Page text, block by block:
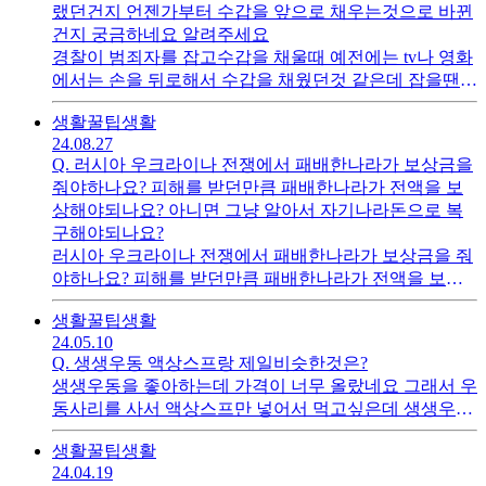
랬던건지 언젠가부터 수갑을 앞으로 채우는것으로 바뀐
건지 궁금하네요 알려주세요
경찰이 범죄자를 잡고수갑을 채울때 예전에는 tv나 영화
에서는 손을 뒤로해서 수갑을 채웠던것 같은데 잡을땐
뒤로소갑을 채우고,
생활꿀팁생활
24.08.27
Q. 러시아 우크라이나 전쟁에서 패배한나라가 보상금을
줘야하나요? 피해를 받던만큼 패배한나라가 전액을 보
상해야되나요? 아니면 그냥 알아서 자기나라돈으로 복
구해야되나요?
러시아 우크라이나 전쟁에서 패배한나라가 보상금을 줘
야하나요? 피해를 받던만큼 패배한나라가 전액을 보상
해야되나요? 아니면 그냥 알아서 자기나라돈으로 복구
해야되나요?
생활꿀팁생활
24.05.10
Q. 생생우동 액상스프랑 제일비슷한것은?
생생우동을 좋아하는데 가격이 너무 올랐네요 그래서 우
동사리를 사서 액상스프만 넣어서 먹고싶은데 생생우동
액상스프랑 비슷한거는 뭐가있을까요?
생활꿀팁생활
24.04.19